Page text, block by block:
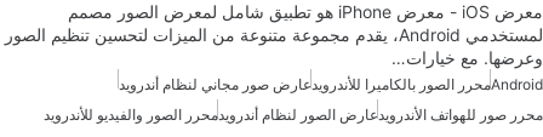
معرض iOS - معرض iPhone هو تطبيق شامل لمعرض الصور مصمم
لمستخدمي Android، يقدم مجموعة متنوعة من الميزات لتحسين تنظيم الصور
وعرضها. مع خيارات…
Androidمحرر الصور بالكاميرا للأندرويدعارض صور مجاني لنظام أندرويد
محرر صور للهواتف الأندرويدعارض الصور لنظام أندرويدمحرر الصور والفيديو للأندرويد